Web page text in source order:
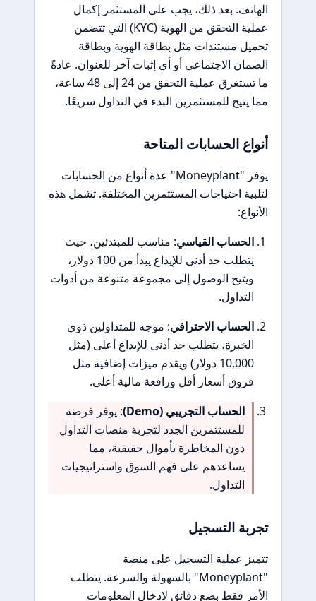
الهاتف. بعد ذلك، يجب على المستثمر إكمال
عملية التحقق من الهوية (KYC) التي تتضمن
تحميل مستندات مثل بطاقة الهوية وبطاقة
الضمان الاجتماعي أو أي إثبات آخر للعنوان. عادةً
ما تستغرق عملية التحقق من 24 إلى 48 ساعة،
مما يتيح للمستثمرين البدء في التداول سريعًا.
أنواع الحسابات المتاحة
يوفر "Moneyplant" عدة أنواع من الحسابات
لتلبية احتياجات المستثمرين المختلفة. تشمل هذه
الأنواع:
الحساب القياسي: مناسب للمبتدئين، حيث
يتطلب حد أدنى للإيداع يبدأ من 100 دولار،
ويتيح الوصول إلى مجموعة متنوعة من أدوات
التداول.
الحساب الاحترافي: موجه للمتداولين ذوي
الخبرة، يتطلب حد أدنى للإيداع أعلى (مثل
10,000 دولار) ويقدم ميزات إضافية مثل
فروق أسعار أقل ورافعة مالية أعلى.
الحساب التجريبي (Demo)
: يوفر فرصة
للمستثمرين الجدد لتجربة منصات التداول
دون المخاطرة بأموال حقيقية، مما
يساعدهم على فهم السوق واستراتيجيات
التداول.
تجربة التسجيل
تتميز عملية التسجيل على منصة
"Moneyplant" بالسهولة والسرعة. يتطلب
الأمر فقط بضع دقائق لإدخال المعلومات